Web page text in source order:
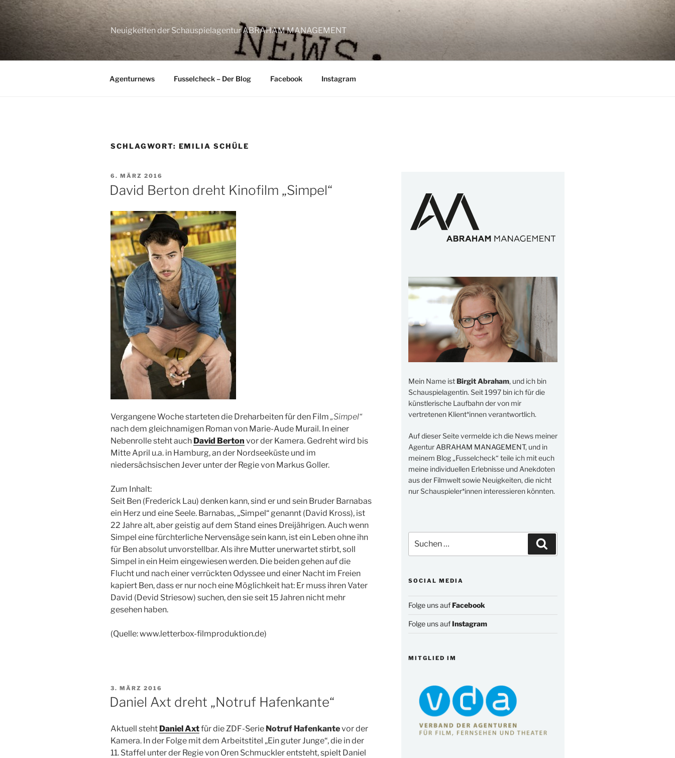
Zum
Inhalt
springen
Neuigkeiten der Schauspielagentur ABRAHAM MANAGEMENT
Agenturnews Fusselcheck – Der Blog Facebook Instagram
SCHLAGWORT: EMILIA SCHÜLE
VERÖFFENTLICHT
AM
6. MÄRZ 2016
David Berton dreht Kinofilm „Simpel“
Vergangene Woche starteten die Dreharbeiten für den Film „Simpel“
nach dem gleichnamigen Roman von Marie-Aude Murail. In einer
Nebenrolle steht auch David Berton vor der Kamera. Gedreht wird bis
Mitte April u.a. in Hamburg, an der Nordseeküste und im
niedersächsischen Jever unter der Regie von Markus Goller.
Zum Inhalt:
Seit Ben (Frederick Lau) denken kann, sind er und sein Bruder Barnabas
ein Herz und eine Seele. Barnabas, „Simpel“ genannt (David Kross), ist
22 Jahre alt, aber geistig auf dem Stand eines Dreijährigen. Auch wenn
Simpel eine fürchterliche Nervensäge sein kann, ist ein Leben ohne ihn
für Ben absolut unvorstellbar. Als ihre Mutter unerwartet stirbt, soll
Simpel in ein Heim eingewiesen werden. Die beiden gehen auf die
Flucht und nach einer verrückten Odyssee und einer Nacht im Freien
kapiert Ben, dass er nur noch eine Möglichkeit hat: Er muss ihren Vater
David (Devid Striesow) suchen, den sie seit 15 Jahren nicht mehr
gesehen haben.
(Quelle: www.letterbox-filmproduktion.de)
VERÖFFENTLICHT
AM
3. MÄRZ 2016
Daniel Axt dreht „Notruf Hafenkante“
Aktuell steht Daniel Axtfür die ZDF-Serie Notruf Hafenkantevor der
Kamera. In der Folge mit dem Arbeitstitel „Ein guter Junge“, die in der
11. Staffel unter der Regie von Oren Schmuckler entsteht, spielt Daniel
Mein Name istBirgit Abraham, und ich bin
Schauspielagentin. Seit 1997 bin ich für die
künstlerische Laufbahn der von mir
vertretenen Klient*innen verantwortlich.
Auf dieser Seite vermelde ich die News meiner
Agentur ABRAHAM MANAGEMENT, und in
meinem Blog „Fusselcheck“ teile ich mit euch
meine individuellen Erlebnisse und Anekdoten
aus der Filmwelt sowie Neuigkeiten, die nicht
nur Schauspieler*innen interessieren könnten.
nach:
SOCIAL MEDIA
Folge uns aufFacebook
Folge uns aufInstagram
MITGLIED IM